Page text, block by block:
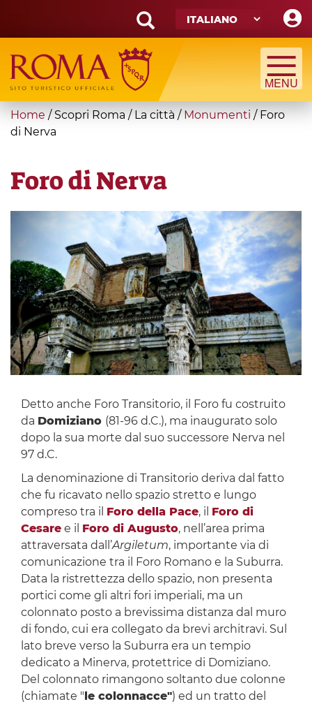
main
content
Search
form
Cerca
You
are
Home / Scopri Roma / La città / Monumenti / Foro
di Nerva
Foro di Nerva
Detto anche Foro Transitorio, il Foro fu costruito
da Domiziano (81-96 d.C.), ma inaugurato solo
dopo la sua morte dal suo successore Nerva nel
97 d.C.
La denominazione di Transitorio deriva dal fatto
che fu ricavato nello spazio stretto e lungo
compreso tra il Foro della Pace, il Foro di
Cesaree il Foro di Augusto, nell’area prima
attraversata dall’Argiletum, importante via di
comunicazione tra il Foro Romano e la Suburra.
Data la ristrettezza dello spazio, non presenta
portici come gli altri fori imperiali, ma un
colonnato posto a brevissima distanza dal muro
di fondo, cui era collegato da brevi architravi. Sul
lato breve verso la Suburra era un tempio
dedicato a Minerva, protettrice di Domiziano.
Del colonnato rimangono soltanto due colonne
(chiamate " le colonnacce") ed un tratto del